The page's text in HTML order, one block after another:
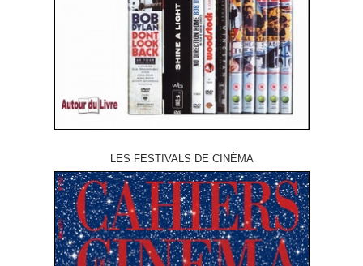
LES FESTIVALS DE CINÉMA